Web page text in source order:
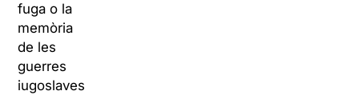
fuga o la
memòria
de les
guerres
iugoslaves